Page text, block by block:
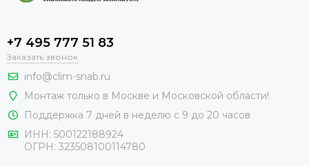
+7 495 777 51 83
Заказать звонок
info@clim-snab.ru
Монтаж только в Москве и Московской области!
Поддержка 7 дней в неделю с 9 до 20 часов
ИНН: 500122188924
ОГРН: 323508100114780